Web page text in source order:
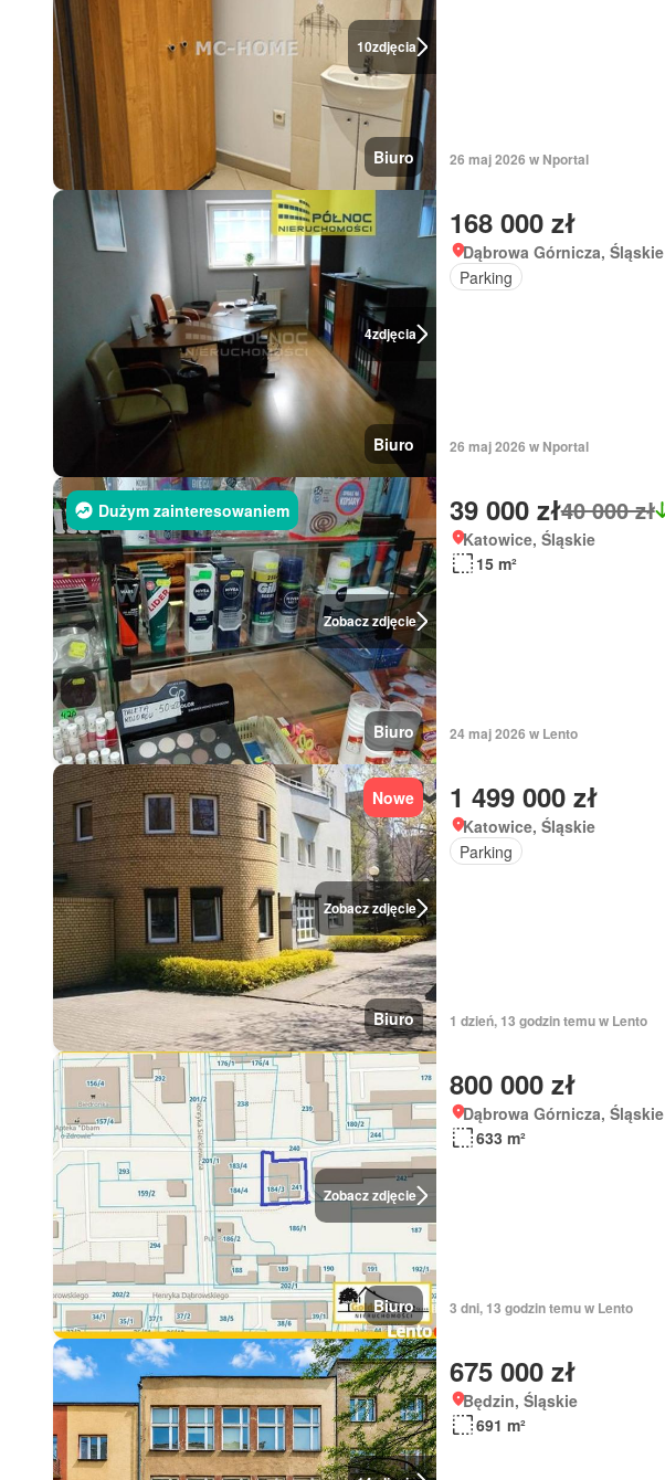
10zdjęcia
Biuro 26 maj 2026 w Nportal
4zdjęcia
Biuro
168 000 zł
Dąbrowa Górnicza, Śląskie
Parking
26 maj 2026 w Nportal
Zobacz zdjęcie
Dużym zainteresowaniem
Biuro
39 000 zł40 000 zł
Katowice, Śląskie
15 m²
24 maj 2026 w Lento
Zobacz zdjęcie
Nowe
Biuro
1 499 000 zł
Katowice, Śląskie
Parking
1 dzień, 13 godzin temu w Lento
Zobacz zdjęcie
Biuro
800 000 zł
Dąbrowa Górnicza, Śląskie
633 m²
3 dni, 13 godzin temu w Lento
675 000 zł
Będzin, Śląskie
691 m²